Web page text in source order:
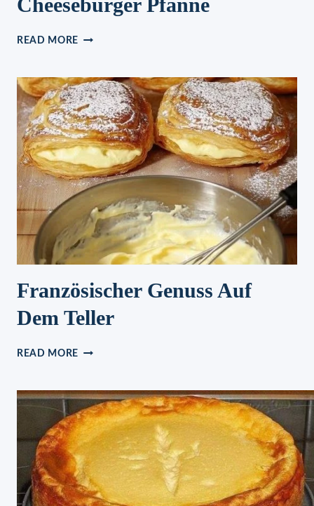
Cheeseburger Pfanne
READ MORE CHEESEBURGER
Französischer Genuss Auf
Dem Teller
READ MORE FRANZÖSISCHER
DEM
TELLER